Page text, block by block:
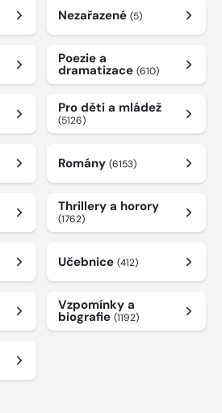
Nezařazené (5)
Poezie a
dramatizace (610)
Pro děti a mládež
(5126)
Romány (6153)
Thrillery a horory
(1762)
Učebnice (412)
Vzpomínky a
biografie (1192)